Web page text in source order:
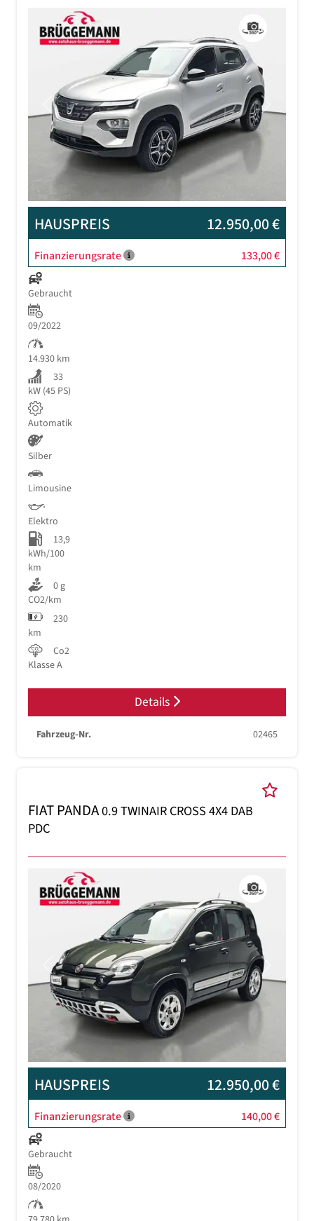
Previous Next
HAUSPREIS 12.950,00 €
Finanzierungsrate 133,00 €
Gebraucht
09/2022
14.930 km
33
kW (45 PS)
Automatik
Silber
Limousine
Elektro
13,9
kWh/100
km
0 g
CO2/km
230
km
Co2
Klasse A
Details
Fahrzeug-Nr. 02465
FIAT PANDA0.9 TWINAIR CROSS 4X4 DAB
PDC
Previous
HAUSPREIS 12.950,00 €
Finanzierungsrate 140,00 €
Gebraucht
08/2020